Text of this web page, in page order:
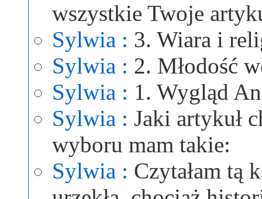
wszystkie Twoje
Sylwia : 3. Wiara i
Sylwia : 2. Młodość
Sylwia : 1. Wygląd
Sylwia : Jaki artykuł
wyboru mam takie:
Sylwia : Czytałam tą